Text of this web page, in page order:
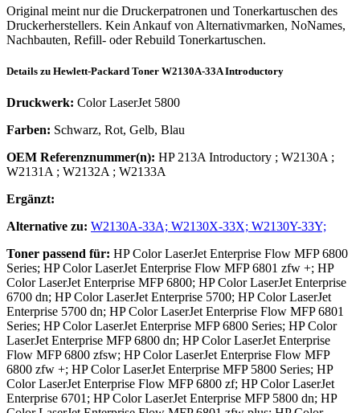
Original meint nur die Druckerpatronen und Tonerkartuschen des
Druckerherstellers. Kein Ankauf von Alternativmarken, NoNames,
Nachbauten, Refill- oder Rebuild Tonerkartuschen.
Details zu Hewlett-Packard Toner W2130A-33A Introductory
Druckwerk: Color LaserJet 5800
Farben: Schwarz, Rot, Gelb, Blau
OEM Referenznummer(n): HP 213A Introductory ; W2130A ;
W2131A ; W2132A ; W2133A
Ergänzt:
Alternative zu: W2130A-33A; W2130X-33X; W2130Y-33Y;
Toner passend für: HP Color LaserJet Enterprise Flow MFP 6800
Series; HP Color LaserJet Enterprise Flow MFP 6801 zfw +; HP
Color LaserJet Enterprise MFP 6800; HP Color LaserJet Enterprise
6700 dn; HP Color LaserJet Enterprise 5700; HP Color LaserJet
Enterprise 5700 dn; HP Color LaserJet Enterprise Flow MFP 6801
Series; HP Color LaserJet Enterprise MFP 6800 Series; HP Color
LaserJet Enterprise MFP 6800 dn; HP Color LaserJet Enterprise
Flow MFP 6800 zfsw; HP Color LaserJet Enterprise Flow MFP
6800 zfw +; HP Color LaserJet Enterprise MFP 5800 Series; HP
Color LaserJet Enterprise Flow MFP 6800 zf; HP Color LaserJet
Enterprise 6701; HP Color LaserJet Enterprise MFP 5800 dn; HP